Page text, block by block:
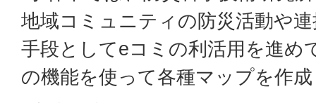
地域コミュニティの防災活動や
手段としてeコミの利活用を進め
の機能を使って各種マップを作